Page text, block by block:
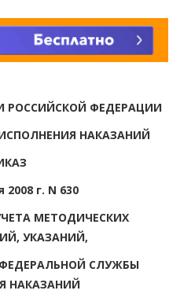
РОССИЙСКОЙ ФЕДЕРАЦИИ
НАКАЗАНИЙ
2008 г. N 630
МЕТОДИЧЕСКИХ
УКАЗАНИЙ,
СЛУЖБЫ
НАКАЗАНИЙ